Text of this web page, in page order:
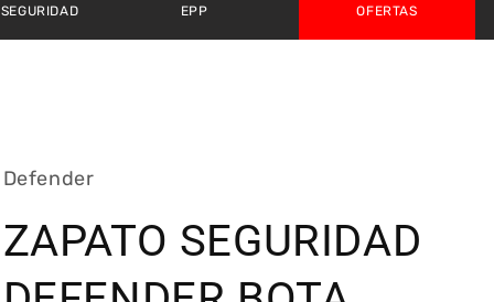
EPP OFERTAS
Defender
ZAPATO SEGURIDAD